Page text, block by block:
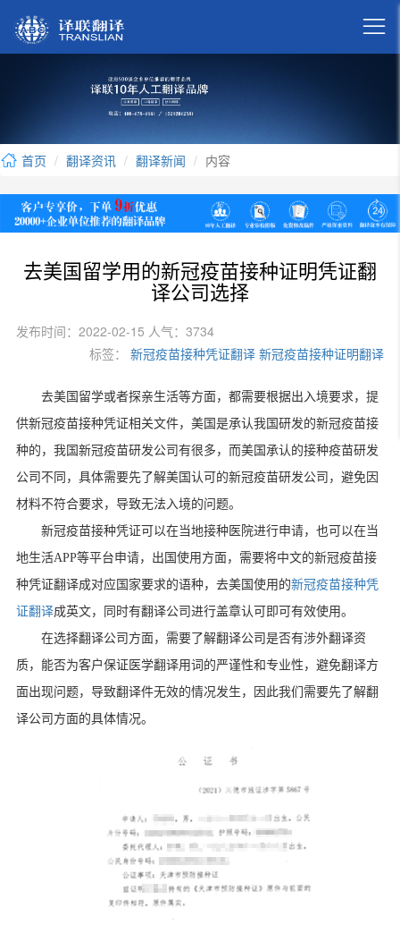

首页 翻译资讯 翻译新闻 内容
去美国留学用的新冠疫苗接种证明凭证翻
译公司选择
发布时间：2022-02-15 人气：3734
标签：
新冠疫苗接种凭证翻译 新冠疫苗接种证明翻译
去美国留学或者探亲生活等方面，都需要根据出入境要求，提
供新冠疫苗接种凭证相关文件，美国是承认我国研发的新冠疫苗接
种的，我国新冠疫苗研发公司有很多，而美国承认的接种疫苗研发
公司不同，具体需要先了解美国认可的新冠疫苗研发公司，避免因
材料不符合要求，导致无法入境的问题。
新冠疫苗接种凭证可以在当地接种医院进行申请，也可以在当
地生活APP等平台申请，出国使用方面，需要将中文的新冠疫苗接
种凭证翻译成对应国家要求的语种，去美国使用的新冠疫苗接种凭
证翻译成英文，同时有翻译公司进行盖章认可即可有效使用。
在选择翻译公司方面，需要了解翻译公司是否有涉外翻译资
质，能否为客户保证医学翻译用词的严谨性和专业性，避免翻译方
面出现问题，导致翻译件无效的情况发生，因此我们需要先了解翻
译公司方面的具体情况。